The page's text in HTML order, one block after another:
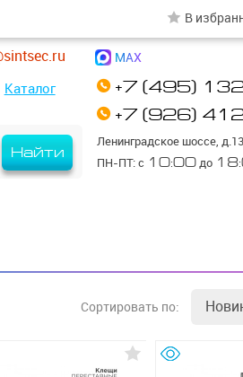
Найти
Каталог
+7 (495)
+7 (926)
Ленинградское шоссе,
ПН-ПТ: с 10:00 до
MAX
В
Сортировать по: